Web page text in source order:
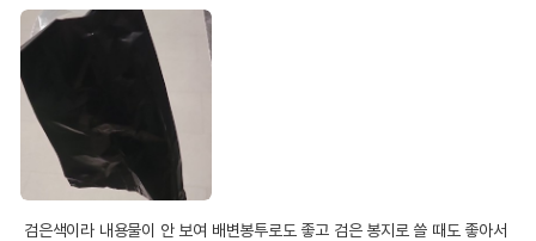
전화번호
검은색이라 내용물이 안 보여 배변봉투로도 좋고 검은 봉지로 쓸 때도 좋아서